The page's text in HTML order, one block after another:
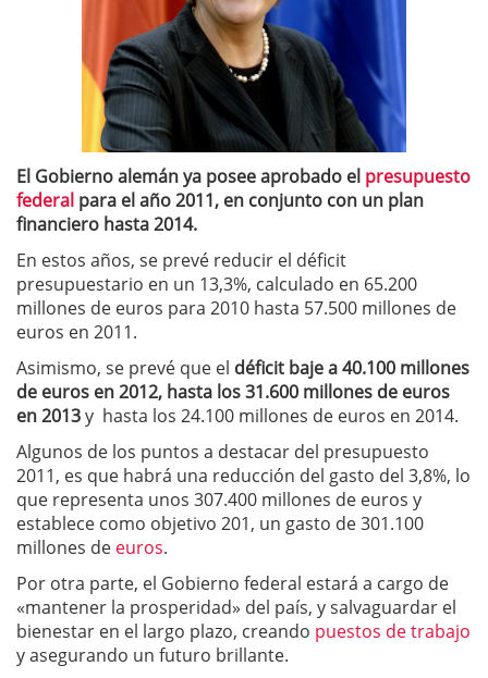
El Gobierno alemán ya posee aprobado el presupuesto
federal para el año 2011, en conjunto con un plan
financiero hasta 2014.
En estos años, se prevé reducir el déficit
presupuestario en un 13,3%, calculado en 65.200
millones de euros para 2010 hasta 57.500 millones de
euros en 2011.
Asimismo, se prevé que el déficit baje a 40.100 millones
de euros en 2012, hasta los 31.600 millones de euros
en 2013y hasta los 24.100 millones de euros en 2014.
Algunos de los puntos a destacar del presupuesto
2011, es que habrá una reducción del gasto del 3,8%, lo
que representa unos 307.400 millones de euros y
establece como objetivo 201, un gasto de 301.100
millones de euros.
Por otra parte, el Gobierno federal estará a cargo de
«mantener la prosperidad» del país, y salvaguardar el
bienestar en el largo plazo, creando puestos de trabajo
y asegurando un futuro brillante.